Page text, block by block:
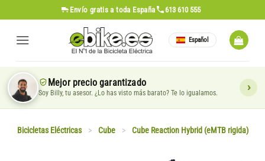
al
contenido
Envío gratis a toda España 613 610 555
Español
Mejor precio garantizado
Soy Billy, tu asesor. ¿Lo has visto más barato? Te lo igualamos.
Bicicletas Eléctricas > Cube > Cube Reaction Hybrid (eMTB rigida)